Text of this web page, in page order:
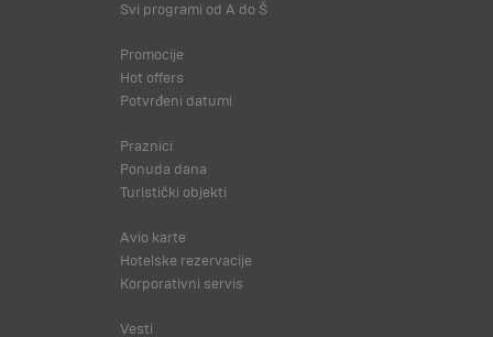
Svi programi od A do Š
Promocije
Hot offers
Potvrđeni datumi
Praznici
Ponuda dana
Turistički objekti
Avio karte
Hotelske rezervacije
Korporativni servis
Vesti